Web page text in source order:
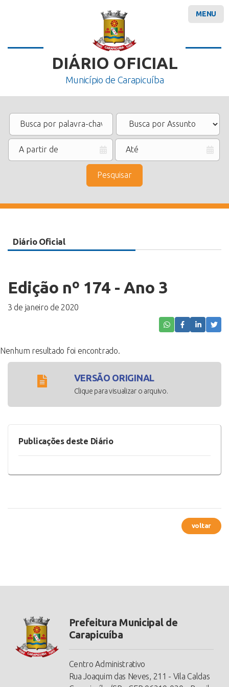
DIÁRIO OFICIAL
Município de Carapicuíba
Pesquisar
MENU
Diário Oficial
Edição nº 174 - Ano 3
3 de janeiro de 2020
Nenhum resultado foi encontrado.
VERSÃO ORIGINAL
Clique para visualizar o arquivo.
Publicações deste Diário
voltar
Prefeitura Municipal de
Carapicuíba
Centro Administrativo
Rua Joaquim das Neves, 211 - Vila Caldas